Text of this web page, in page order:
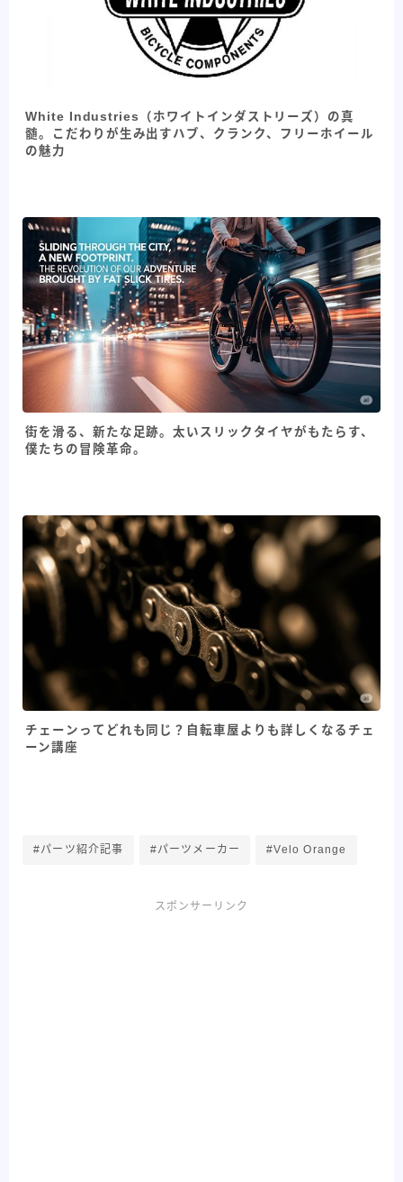
White Industries（ホワイトインダストリーズ）の真
髄。こだわりが生み出すハブ、クランク、フリーホイール
の魅力
街を滑る、新たな足跡。太いスリックタイヤがもたらす、
僕たちの冒険革命。
チェーンってどれも同じ？自転車屋よりも詳しくなるチェ
ーン講座
#パーツ紹介記事 #パーツメーカー #Velo Orange
スポンサーリンク